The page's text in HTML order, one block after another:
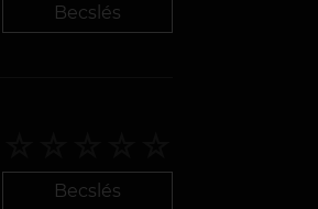
Becslés
Becslés